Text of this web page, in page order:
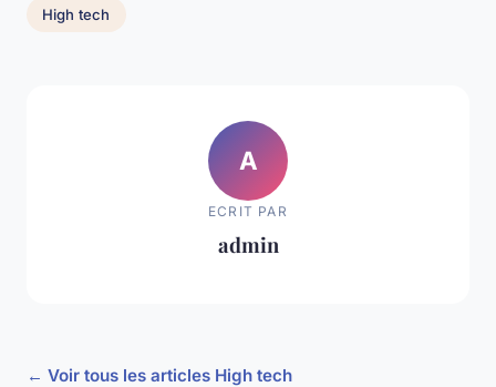
High tech
A
ECRIT PAR
admin
← Voir tous les articles High tech